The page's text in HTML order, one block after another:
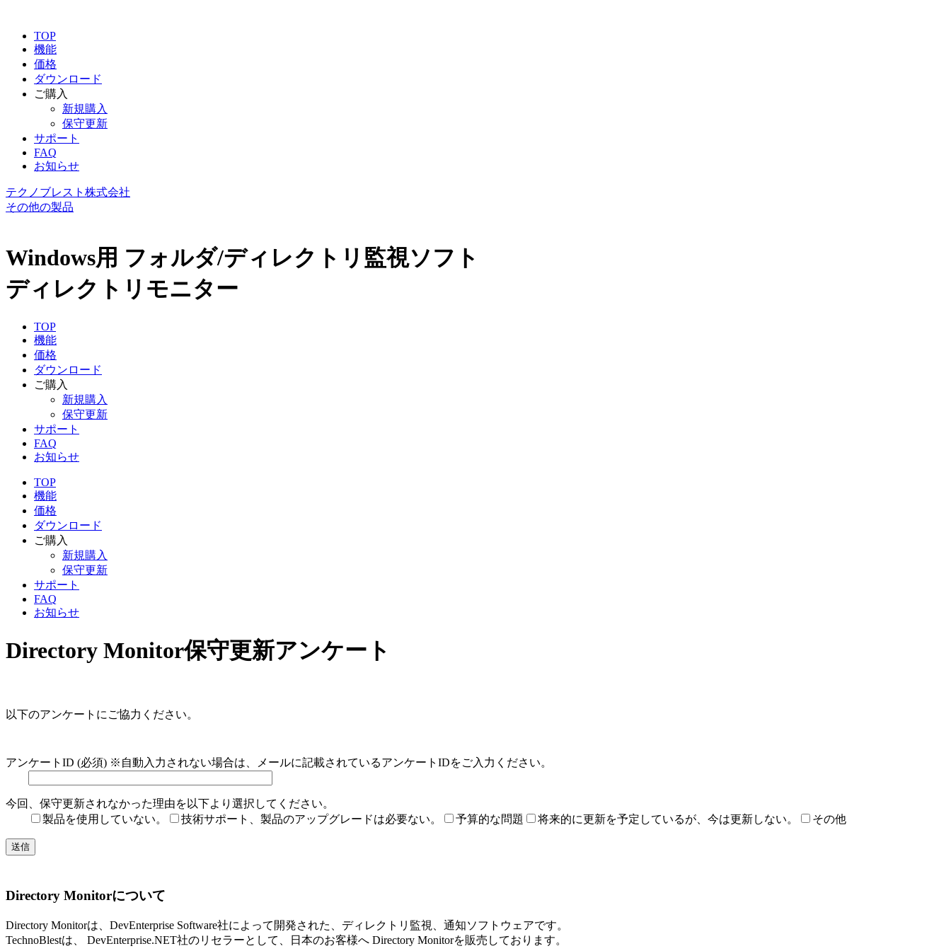
TOP
機能
価格
ダウンロード
ご購入
新規購入
保守更新
サポート
FAQ
お知らせ
テクノブレスト株式会社
その他の製品
Windows用 フォルダ/ディレクトリ監視ソフト
ディレクトリモニター
TOP
機能
価格
ダウンロード
ご購入
新規購入
保守更新
サポート
FAQ
お知らせ
TOP
機能
価格
ダウンロード
ご購入
新規購入
保守更新
サポート
FAQ
お知らせ
Directory Monitor保守更新アンケート
以下のアンケートにご協力ください。
アンケートID (必須) ※自動入力されない場合は、メールに記載されているアンケートIDをご入力ください。
今回、保守更新されなかった理由を以下より選択してください。
製品を使用していない。
技術サポート、製品のアップグレードは必要ない。 予算的な問題 将来的に更新を予定しているが、今は更新しない。 その他
Directory Monitorについて
Directory Monitorは、DevEnterprise Software社によって開発された、ディレクトリ監視、通知ソフトウェアです。
TechnoBlestは、 DevEnterprise.NET社のリセラーとして、日本のお客様へ Directory Monitorを販売しております。